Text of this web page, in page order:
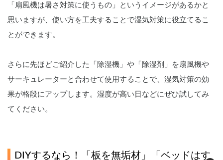
「扇風機は暑さ対策に使うもの」というイメージがあるかと
思いますが、使い方を工夫することで湿気対策に役立てるこ
とができます。
さらに先ほどご紹介した「除湿機」や「除湿剤」を扇風機や
サーキュレーターと合わせて使用することで、湿気対策の効
果が格段にアップします。湿度が高い日などにぜひ試してみ
てください。
DIYするなら！「板を無垢材」「ベッドはす